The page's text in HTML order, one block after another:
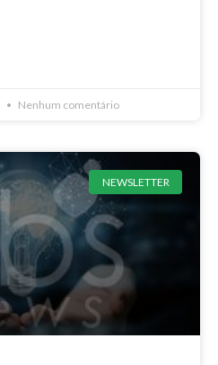
Nenhum comentário
NEWSLETTER